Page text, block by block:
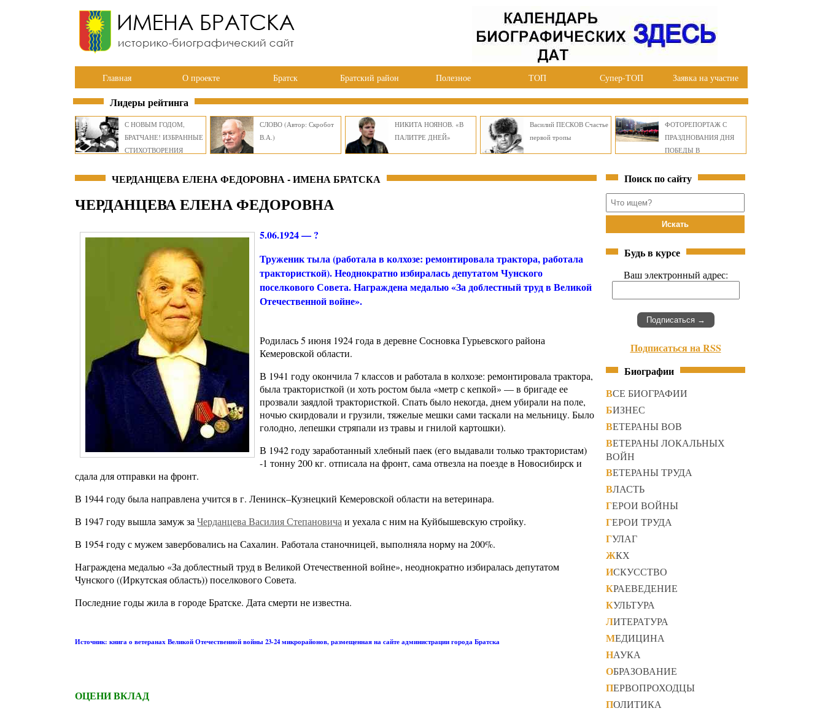
Главная О проекте Братск Братский район Полезное ТОП Супер-ТОП Заявка на участие
Лидеры рейтинга
С НОВЫМ ГОДОМ,
БРАТЧАНЕ! ИЗБРАННЫЕ
СТИХОТВОРЕНИЯ
СЛОВО (Автор: Скробот
В.А.)
НИКИТА НОЯНОВ. «В
ПАЛИТРЕ ДНЕЙ»
Василий ПЕСКОВ Счастье
первой тропы
ФОТОРЕПОРТАЖ С
ПРАЗДНОВАНИЯ ДНЯ
ПОБЕДЫ В
ОКРУГЕ БРАТСКА
ЧЕРДАНЦЕВА ЕЛЕНА ФЕДОРОВНА - ИМЕНА БРАТСКА
ЧЕРДАНЦЕВА ЕЛЕНА ФЕДОРОВНА
5.06.1924 — ?
Труженик тыла (работала в колхозе: ремонтировала трактора, работала
трактористкой). Неоднократно избиралась депутатом Чунского
поселкового Совета. Награждена медалью «За доблестный труд в Великой
Отечественной войне».
Родилась 5 июня 1924 года в деревне Сосновка Гурьевского района
Кемеровской области.
В 1941 году окончила 7 классов и работала в колхозе: ремонтировала трактора,
была трактористкой (и хоть ростом была «метр с кепкой» — в бригаде ее
прозвали заядлой трактористкой. Спать было некогда, днем убирали на поле,
ночью скирдовали и грузили, тяжелые мешки сами таскали на мельницу. Было
голодно, лепешки стряпали из травы и гнилой картошки).
В 1942 году заработанный хлебный паек (его выдавали только трактористам)
-1 тонну 200 кг. отписала на фронт, сама отвезла на поезде в Новосибирск и
сдала для отправки на фронт.
В 1944 году была направлена учится в г. Ленинск–Кузнецкий Кемеровской области на ветеринара.
В 1947 году вышла замуж заЧерданцева Василия Степановичаи уехала с ним на Куйбышевскую стройку.
В 1954 году с мужем завербовались на Сахалин. Работала станочницей, выполняла норму на 200%.
Награждена медалью «За доблестный труд в Великой Отечественной войне», неоднократно избиралась депутатом
Чунского ((Иркутская область)) поселкового Совета.
Последние годы жила в городе Братске. Дата смерти не известна.
Источник: книга о ветеранах Великой Отечественной войны 23-24 микрорайонов, размещенная на сайте администрации города Братска
ОЦЕНИ ВКЛАД
Поиск по сайту
Будь в курсе
Ваш электронный адрес:
Подписаться на RSS
Биографии
ВСЕ БИОГРАФИИ
БИЗНЕС
ВЕТЕРАНЫ ВОВ
ВЕТЕРАНЫ ЛОКАЛЬНЫХ
ВОЙН
ВЕТЕРАНЫ ТРУДА
ВЛАСТЬ
ГЕРОИ ВОЙНЫ
ГЕРОИ ТРУДА
ГУЛАГ
ЖКХ
ИСКУССТВО
КРАЕВЕДЕНИЕ
КУЛЬТУРА
ЛИТЕРАТУРА
МЕДИЦИНА
НАУКА
ОБРАЗОВАНИЕ
ПЕРВОПРОХОДЦЫ
ПОЛИТИКА